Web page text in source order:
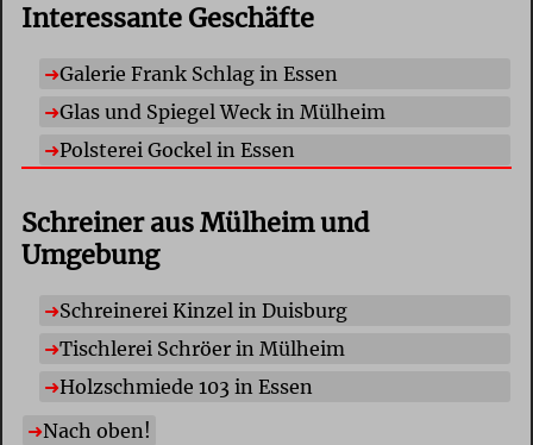
Interessante Geschäfte
Galerie Frank Schlag in Essen
Glas und Spiegel Weck in Mülheim
Polsterei Gockel in Essen
Schreiner aus Mülheim und
Umgebung
Schreinerei Kinzel in Duisburg
Tischlerei Schröer in Mülheim
Holzschmiede 103 in Essen
Nach oben!